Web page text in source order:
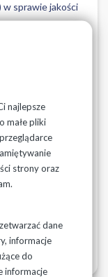
najlepsze
małe pliki
strony oraz
dane
informacje
do
informacje
w sprawie jakości
Cibory,
Olki,
Dolna.